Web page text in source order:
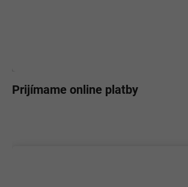
Prijímame online platby